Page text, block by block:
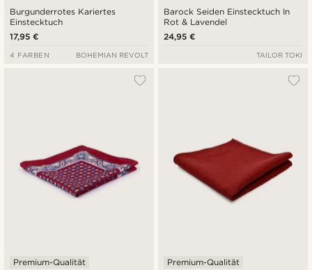
Burgunderrotes Kariertes
Einstecktuch
17,95 €
4 FARBEN BOHEMIAN REVOLT
Barock Seiden Einstecktuch In
Rot & Lavendel
24,95 €
TAILOR TOKI
Premium-Qualität Premium-Qualität